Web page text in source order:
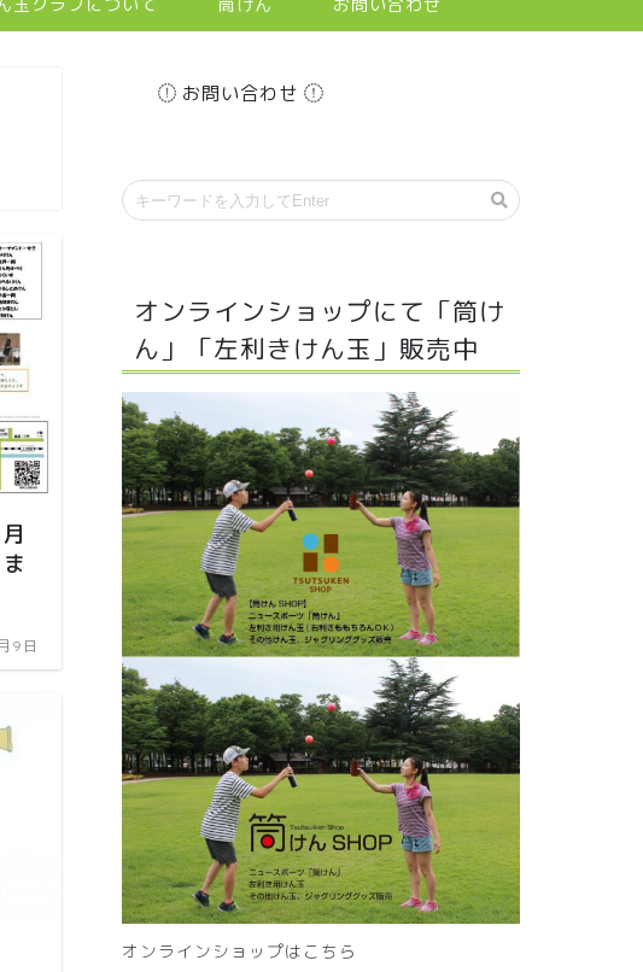
玉クラブについて 筒けん お問い合わせ
9日
お問い合わせ
オンラインショップにて「筒け
ん」「左利きけん玉」販売中
オンラインショップはこちら